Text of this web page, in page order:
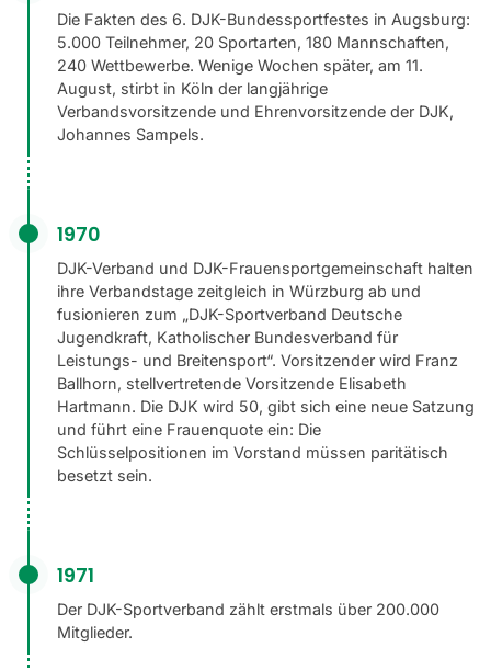
Die Fakten des 6. DJK-Bundessportfestes in Augsburg:
5.000 Teilnehmer, 20 Sportarten, 180 Mannschaften,
240 Wettbewerbe. Wenige Wochen später, am 11.
August, stirbt in Köln der langjährige
Verbandsvorsitzende und Ehrenvorsitzende der DJK,
Johannes Sampels.
1970
DJK-Verband und DJK-Frauensportgemeinschaft halten
ihre Verbandstage zeitgleich in Würzburg ab und
fusionieren zum „DJK-Sportverband Deutsche
Jugendkraft, Katholischer Bundesverband für
Leistungs- und Breitensport“. Vorsitzender wird Franz
Ballhorn, stellvertretende Vorsitzende Elisabeth
Hartmann. Die DJK wird 50, gibt sich eine neue Satzung
und führt eine Frauenquote ein: Die
Schlüsselpositionen im Vorstand müssen paritätisch
besetzt sein.
1971
Der DJK-Sportverband zählt erstmals über 200.000
Mitglieder.